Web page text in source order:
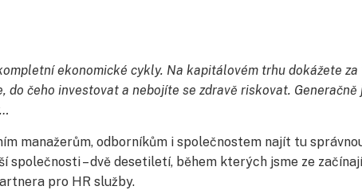
ekonomické cykly. Na kapitálovém trhu dokážete
do čeho investovat a nebojíte se zdravě riskovat. Generačně
manažerům, odborníkům i společnostem najít tu
společnosti – dvě desetiletí, během kterých jsme ze
pro HR služby.